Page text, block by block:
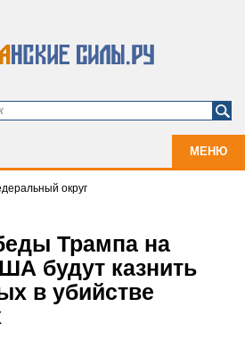
МЕНЮ
округ
Трампа на
будут казнить
в убийстве